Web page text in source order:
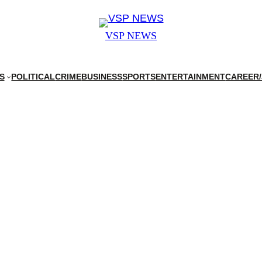
VSP NEWS
POLITICALCRIMEBUSINESSSPORTSENTERTAINMENT